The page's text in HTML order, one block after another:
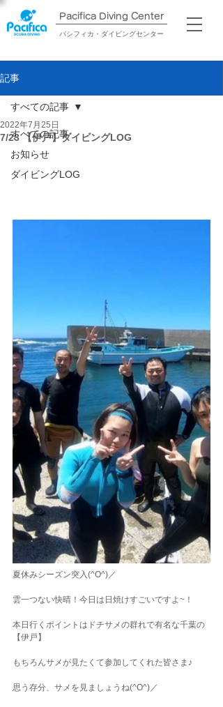
Pacifica Diving Center​
パシフィカ・ダイビングセンター
記事
すべての記事
お知らせ
ダイビングLOG
すべての記事
7/23 【伊戸】ダイビングLOG
2022年7月25日
夏休みシーズン突入(^O^)／
雲一つない快晴！今日は日焼けすごいですよ~！
本日行くポイントはドチサメの群れで有名な千葉の
【伊戸】
もちろんサメが見たくて参加してくれた皆さま♪
思う存分、サメを見ましょうね(^O^)／